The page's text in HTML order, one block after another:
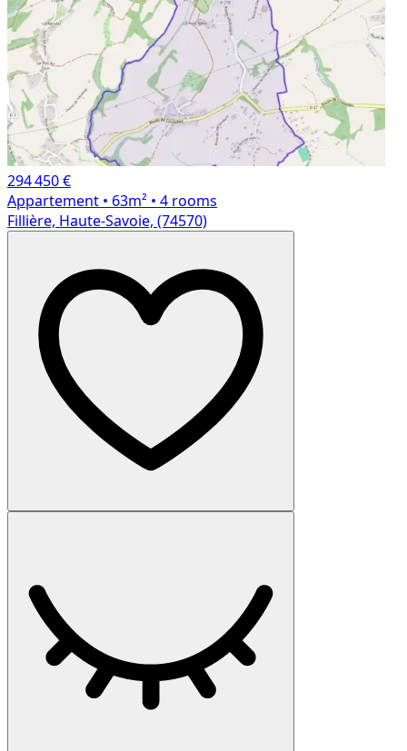
294 450 €
Appartement • 63m² • 4 rooms
Fillière, Haute-Savoie, (74570)